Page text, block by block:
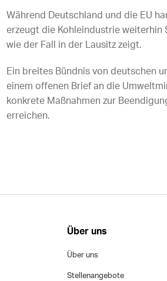
Während Deutschland und die EU
erzeugt die Kohleindustrie weiterhin
wie der Fall in der Lausitz zeigt.
Ein breites Bündnis von deutschen
einem offenen Brief an die
konkrete Maßnahmen zur
erreichen.
Über uns
Über uns
Stellenangebote